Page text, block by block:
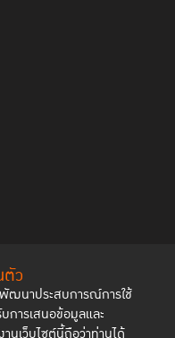
ว
ฒนาประสบการณ์การใช้
การเสนอข้อมูลและ